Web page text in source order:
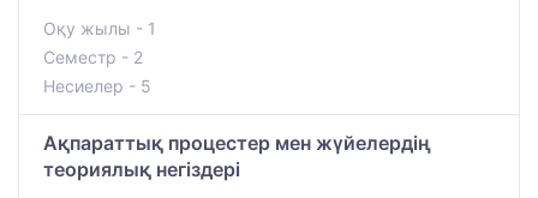
Оқу жылы - 1
Семестр - 2
Несиелер - 5
Ақпараттық процестер мен жүйелердің
теориялық негіздері